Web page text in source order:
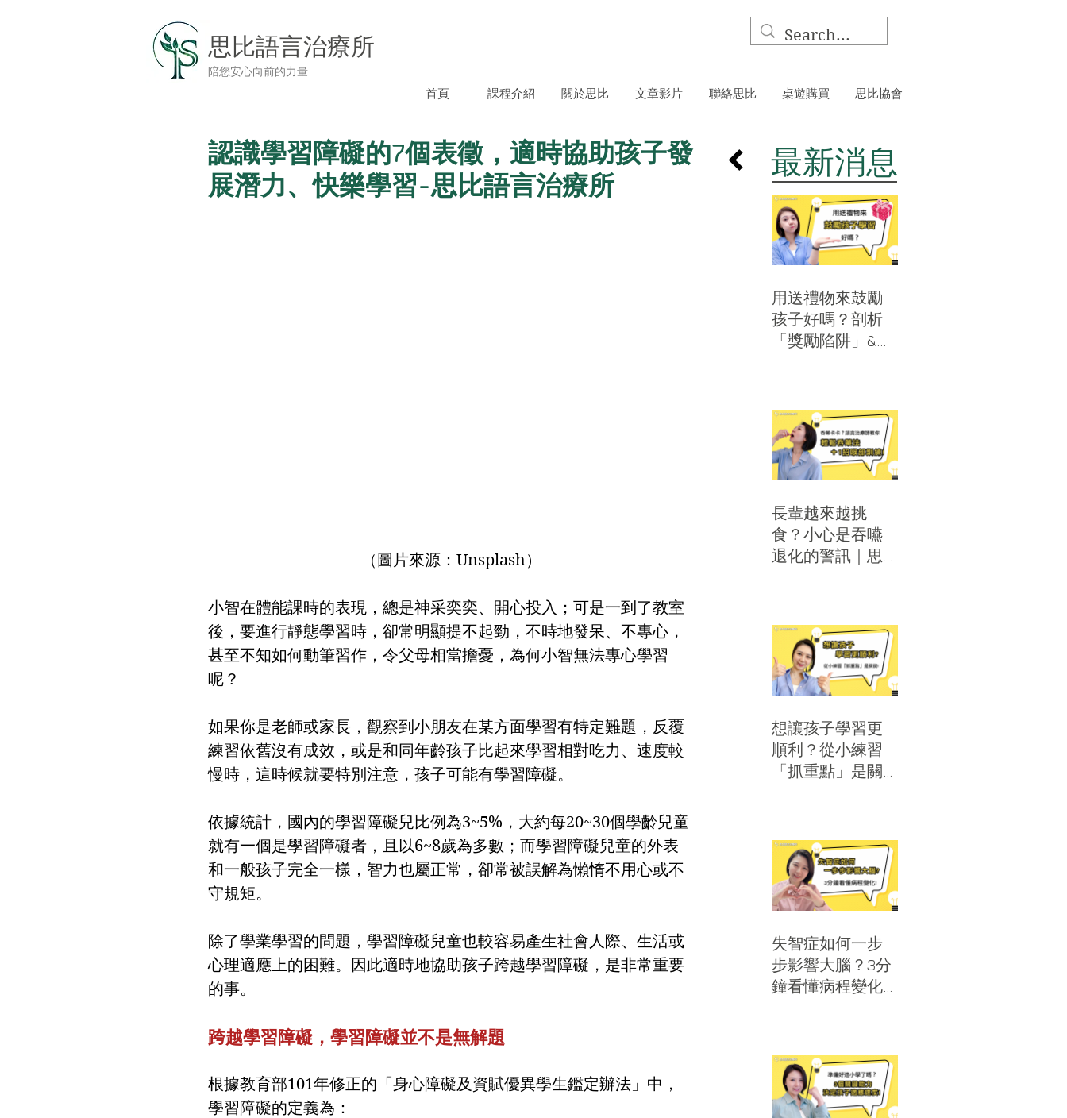
思比語言治療所
陪您安心向前的力量
首頁 課程介紹 關於思比 文章影片 聯絡思比 桌遊購買 思比協會
認識學習障礙的7個表徵，適時協助孩子發
展潛力、快樂學習-思比語言治療所
（圖片來源：Unsplash）
小智在體能課時的表現，總是神采奕奕、開心投入；可是一到了教室
後，要進行靜態學習時，卻常明顯提不起勁，不時地發呆、不專心，
甚至不知如何動筆習作，令父母相當擔憂，為何小智無法專心學習
呢？
如果你是老師或家長，觀察到小朋友在某方面學習有特定難題，反覆
練習依舊沒有成效，或是和同年齡孩子比起來學習相對吃力、速度較
慢時，這時候就要特別注意，孩子可能有學習障礙。
依據統計，國內的學習障礙兒比例為3~5%，大約每20~30個學齡兒童
就有一個是學習障礙者，且以6~8歲為多數；而學習障礙兒童的外表
和一般孩子完全一樣，智力也屬正常，卻常被誤解為懶惰不用心或不
守規矩。
除了學業學習的問題，學習障礙兒童也較容易產生社會人際、生活或
心理適應上的困難。因此適時地協助孩子跨越學習障礙，是非常重要
的事。
跨越學習障礙，學習障礙並不是無解題
根據教育部101年修正的「身心障礙及資賦優異學生鑑定辦法」中，
學習障礙的定義為：
​最新消息
用送禮物來鼓勵
孩子好嗎？剖析
「獎勵陷阱」&分
長輩越來越挑
食？小心是吞嚥
退化的警訊｜思
想讓孩子學習更
順利？從小練習
「抓重點」是關
失智症如何一步
步影響大腦？3分
鐘看懂病程變化